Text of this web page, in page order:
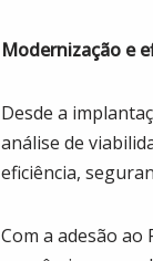
Modernização e
Desde a
análise de
eficiência,
Com a adesão